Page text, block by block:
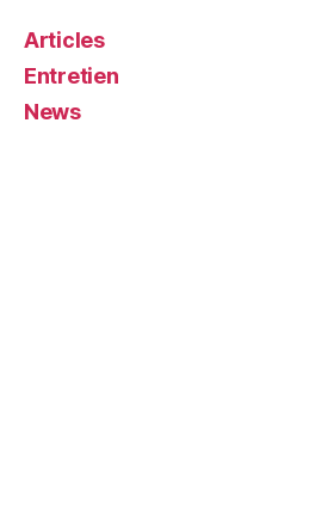
Articles
Entretien
News